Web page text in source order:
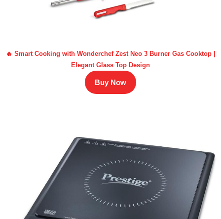
🔥 Smart Cooking with Wonderchef Zest Neo 3 Burner Gas Cooktop |
Elegant Glass Top Design
Buy Now